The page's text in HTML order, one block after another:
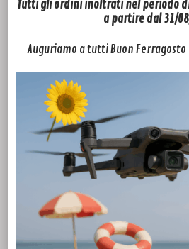
ACCESSORI
63,00€
Aggiungi al carrello
Tutti gli ordini inoltrati nel periodo
a partire dal 31/
Auguriamo a tutti Buon